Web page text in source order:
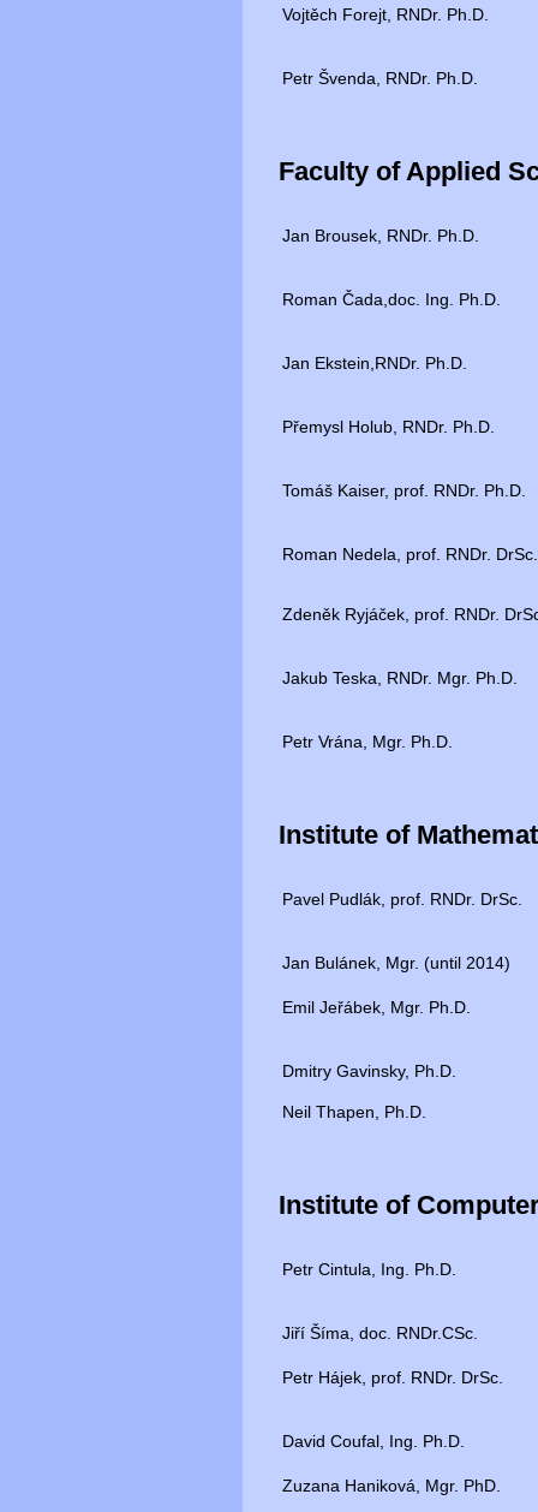
Vojtěch Forejt, RNDr. Ph.D.
Petr Švenda, RNDr. Ph.D.
Faculty of Applied
Jan Brousek, RNDr. Ph.D.
Roman Čada,doc. Ing. Ph.D.
Jan Ekstein,RNDr. Ph.D.
Přemysl Holub, RNDr. Ph.D.
Tomáš Kaiser, prof. RNDr. Ph.D.
Roman Nedela, prof. RNDr. DrSc.
Zdeněk Ryjáček, prof. RNDr.
Jakub Teska, RNDr. Mgr. Ph.D.
Petr Vrána, Mgr. Ph.D.
Institute of
Pavel Pudlák, prof. RNDr. DrSc.
Jan Bulánek, Mgr. (until 2014)
Emil Jeřábek, Mgr. Ph.D.
Dmitry Gavinsky, Ph.D.
Neil Thapen, Ph.D.
Institute of
Petr Cintula, Ing. Ph.D.
Jiří Šíma, doc. RNDr.CSc.
Petr Hájek, prof. RNDr. DrSc.
David Coufal, Ing. Ph.D.
Zuzana Haniková, Mgr. PhD.